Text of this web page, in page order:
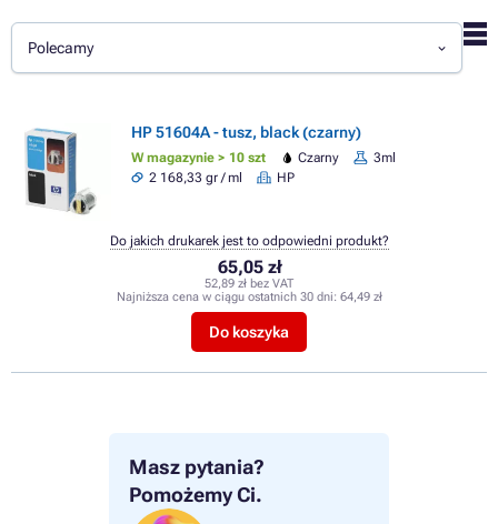
Masz pytania?
Pomożemy Ci.
Polecamy
HP 51604A - tusz, black (czarny)
W magazynie > 10 szt Czarny
3ml
2 168,33 gr / ml
HP
65,05 zł
52,89 zł bez VAT
Najniższa cena w ciągu ostatnich 30 dni: 64,49 zł
Do koszyka
Do jakich drukarek jest to odpowiedni produkt?